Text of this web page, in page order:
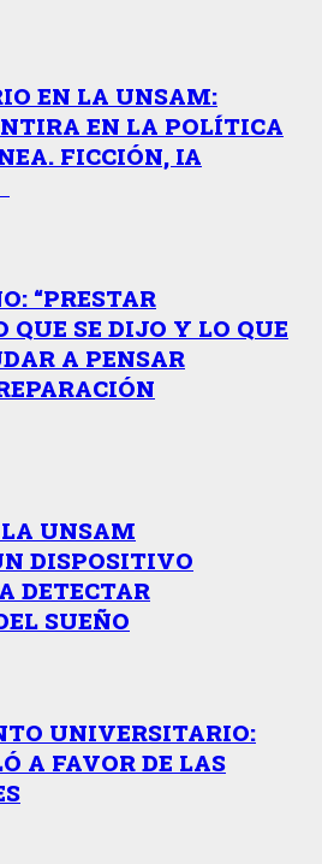
EN LA UNSAM:
EN LA POLÍTICA
FICCIÓN, IA
“PRESTAR
QUE SE DIJO Y LO QUE
A PENSAR
UNSAM
DISPOSITIVO
DETECTAR
SUEÑO
UNIVERSITARIO:
A FAVOR DE LAS